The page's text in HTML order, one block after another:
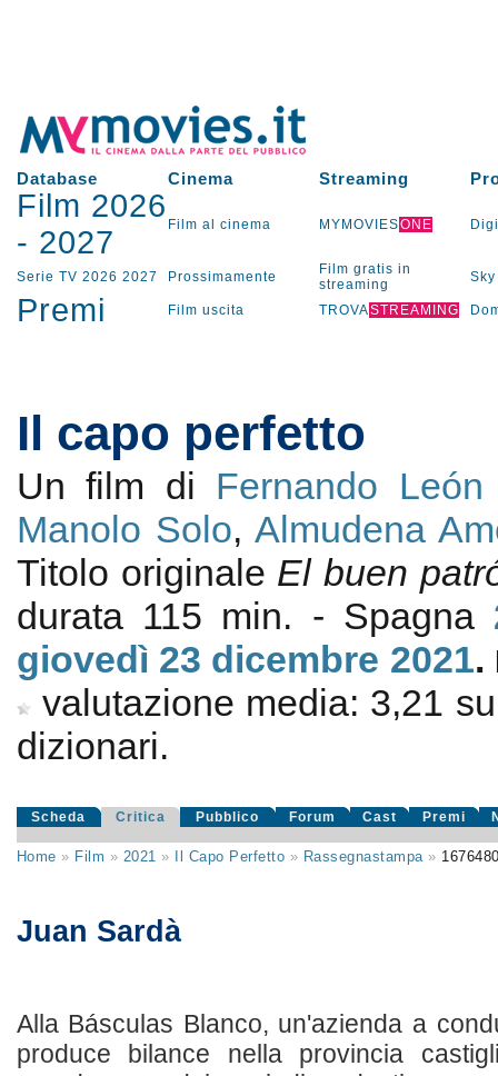
Database Cinema Streaming
Film 2026
- 2027 Film al cinema MYMOVIESONE
Serie TV 2026 2027 Prossimamente
Film gratis in
streaming
Sky
Premi Film uscita TROVASTREAMING
Il capo perfetto
Un film di Fernando
Manolo Solo, Almudena
Titolo originale El buen
durata 115 min. - Spagna
giovedì 23 dicembre 2021.
valutazione media: 3,21
dizionari.
Scheda Critica Pubblico Forum Cast Premi
Home » Film » 2021 » Il Capo Perfetto » Rassegnastampa»
Juan Sardà
Alla Básculas Blanco, un'azienda a
produce bilance nella provincia